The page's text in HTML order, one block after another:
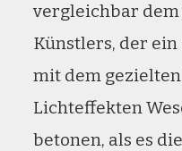
vergleichbar dem
Künstlers, der
mit dem
Lichteffekten
betonen, als es